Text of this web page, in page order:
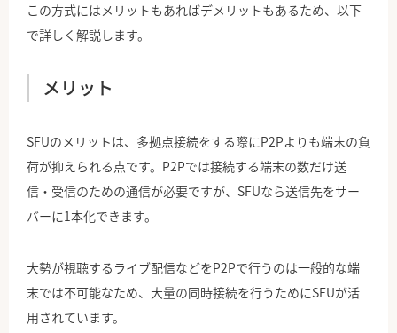
この方式にはメリットもあればデメリットもあるため、以下
で詳しく解説します。
メリット
SFUのメリットは、多拠点接続をする際にP2Pよりも端末の負
荷が抑えられる点です。P2Pでは接続する端末の数だけ送
信・受信のための通信が必要ですが、SFUなら送信先をサー
バーに1本化できます。
大勢が視聴するライブ配信などをP2Pで行うのは一般的な端
末では不可能なため、大量の同時接続を行うためにSFUが活
用されています。